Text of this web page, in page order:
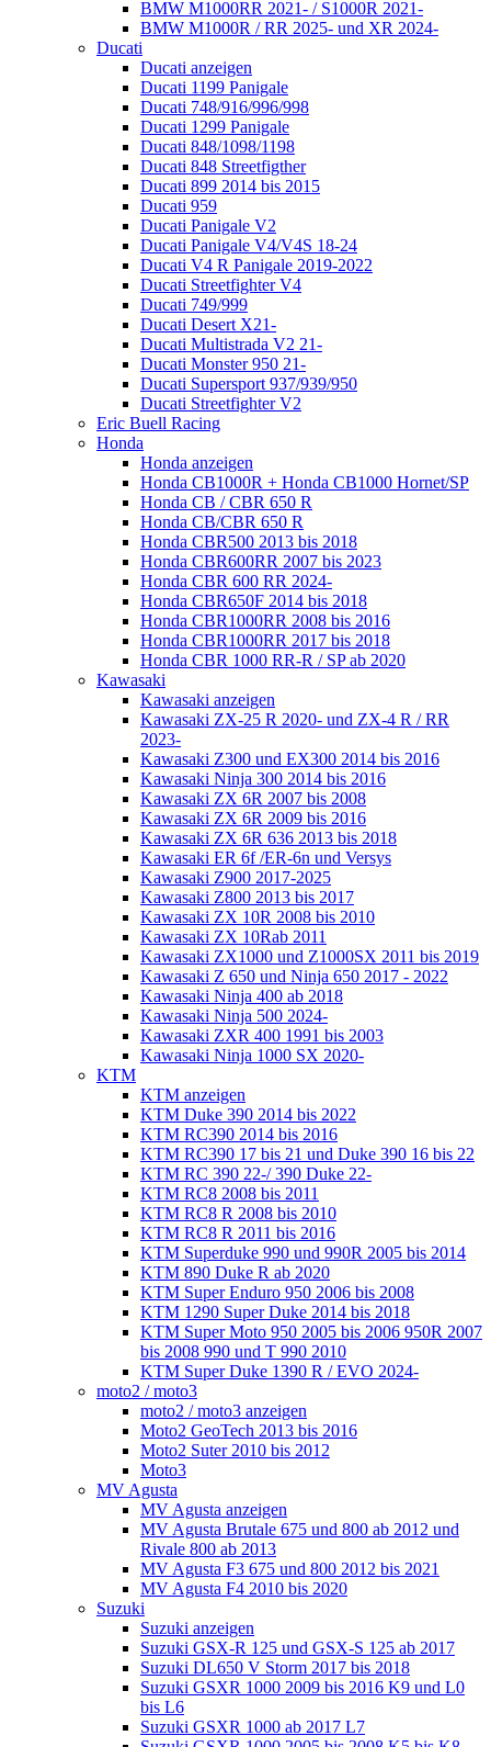
BMW M1000RR 2021- / S1000R 2021-
BMW M1000R / RR 2025- und XR 2024-
Ducati
Ducati anzeigen
Ducati 1199 Panigale
Ducati 748/916/996/998
Ducati 1299 Panigale
Ducati 848/1098/1198
Ducati 848 Streetfigther
Ducati 899 2014 bis 2015
Ducati 959
Ducati Panigale V2
Ducati Panigale V4/V4S 18-24
Ducati V4 R Panigale 2019-2022
Ducati Streetfighter V4
Ducati 749/999
Ducati Desert X21-
Ducati Multistrada V2 21-
Ducati Monster 950 21-
Ducati Supersport 937/939/950
Ducati Streetfighter V2
Eric Buell Racing
Honda
Honda anzeigen
Honda CB1000R + Honda CB1000 Hornet/SP
Honda CB / CBR 650 R
Honda CB/CBR 650 R
Honda CBR500 2013 bis 2018
Honda CBR600RR 2007 bis 2023
Honda CBR 600 RR 2024-
Honda CBR650F 2014 bis 2018
Honda CBR1000RR 2008 bis 2016
Honda CBR1000RR 2017 bis 2018
Honda CBR 1000 RR-R / SP ab 2020
Kawasaki
Kawasaki anzeigen
Kawasaki ZX-25 R 2020- und ZX-4 R / RR
2023-
Kawasaki Z300 und EX300 2014 bis 2016
Kawasaki Ninja 300 2014 bis 2016
Kawasaki ZX 6R 2007 bis 2008
Kawasaki ZX 6R 2009 bis 2016
Kawasaki ZX 6R 636 2013 bis 2018
Kawasaki ER 6f /ER-6n und Versys
Kawasaki Z900 2017-2025
Kawasaki Z800 2013 bis 2017
Kawasaki ZX 10R 2008 bis 2010
Kawasaki ZX 10Rab 2011
Kawasaki ZX1000 und Z1000SX 2011 bis 2019
Kawasaki Z 650 und Ninja 650 2017 - 2022
Kawasaki Ninja 400 ab 2018
Kawasaki Ninja 500 2024-
Kawasaki ZXR 400 1991 bis 2003
Kawasaki Ninja 1000 SX 2020-
KTM
KTM anzeigen
KTM Duke 390 2014 bis 2022
KTM RC390 2014 bis 2016
KTM RC390 17 bis 21 und Duke 390 16 bis 22
KTM RC 390 22-/ 390 Duke 22-
KTM RC8 2008 bis 2011
KTM RC8 R 2008 bis 2010
KTM RC8 R 2011 bis 2016
KTM Superduke 990 und 990R 2005 bis 2014
KTM 890 Duke R ab 2020
KTM Super Enduro 950 2006 bis 2008
KTM 1290 Super Duke 2014 bis 2018
KTM Super Moto 950 2005 bis 2006 950R 2007
bis 2008 990 und T 990 2010
KTM Super Duke 1390 R / EVO 2024-
moto2 / moto3
moto2 / moto3 anzeigen
Moto2 GeoTech 2013 bis 2016
Moto2 Suter 2010 bis 2012
Moto3
MV Agusta
MV Agusta anzeigen
MV Agusta Brutale 675 und 800 ab 2012 und
Rivale 800 ab 2013
MV Agusta F3 675 und 800 2012 bis 2021
MV Agusta F4 2010 bis 2020
Suzuki
Suzuki anzeigen
Suzuki GSX-R 125 und GSX-S 125 ab 2017
Suzuki DL650 V Storm 2017 bis 2018
Suzuki GSXR 1000 2009 bis 2016 K9 und L0
bis L6
Suzuki GSXR 1000 ab 2017 L7